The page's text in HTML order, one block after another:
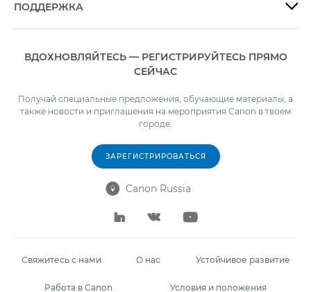
ПОДДЕРЖКА 
ВДОХНОВЛЯЙТЕСЬ — РЕГИСТРИРУЙТЕСЬ ПРЯМО
СЕЙЧАС
Получай специальные предложения, обучающие материалы, а
также новости и приглашения на мероприятия Canon в твоем
городе.
ЗАРЕГИСТРИРОВАТЬСЯ
 Canon Russia
  
Свяжитесь с нами О нас Устойчивое развитие
Работа в Canon Условия и положения